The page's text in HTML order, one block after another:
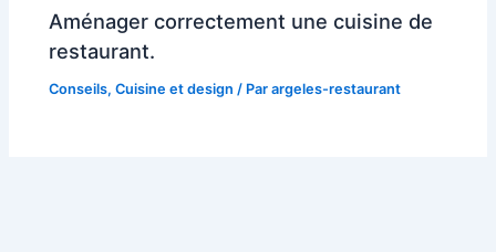
Aménager correctement une cuisine de
restaurant.
Conseils,Cuisine et design / Parargeles-restaurant